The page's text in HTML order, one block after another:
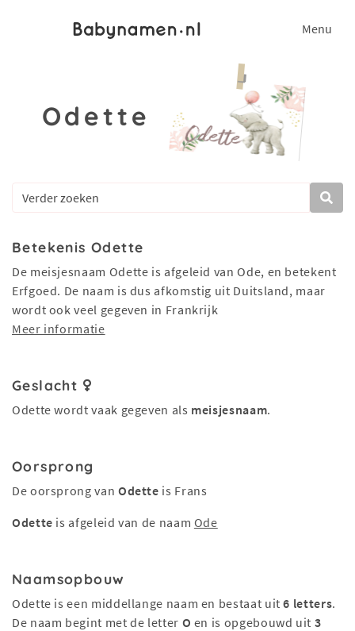
Menu
Odette
Betekenis Odette
De meisjesnaam Odette is afgeleid van Ode, en betekent
Erfgoed. De naam is dus afkomstig uit Duitsland, maar
wordt ook veel gegeven in Frankrijk
Meer informatie
Geslacht
Odette wordt vaak gegeven als meisjesnaam.
Oorsprong
De oorsprong van Odette is Frans
Odette is afgeleid van de naam Ode
Naamsopbouw
Odette is een middellange naam en bestaat uit6 letters.
De naam begint met de letter O en is opgebouwd uit 3